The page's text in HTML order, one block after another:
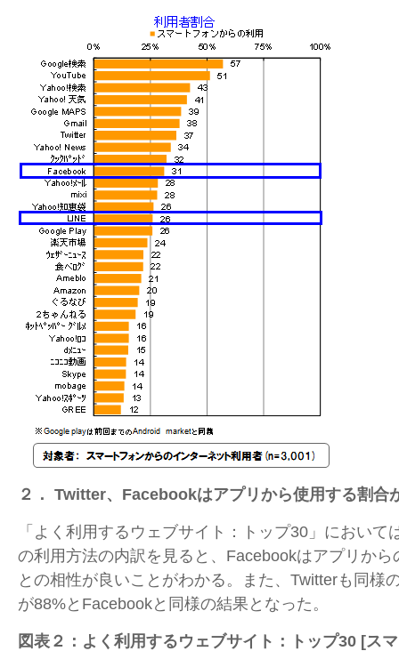
２． Twitter、Facebookはアプリから使用する割合
「よく利用するウェブサイト：トップ30」において
の利用方法の内訳を見ると、Facebookはアプリか
との相性が良いことがわかる。また、Twitterも同様
が88%とFacebookと同様の結果となった。
図表２：よく利用するウェブサイト：トップ30 [ス